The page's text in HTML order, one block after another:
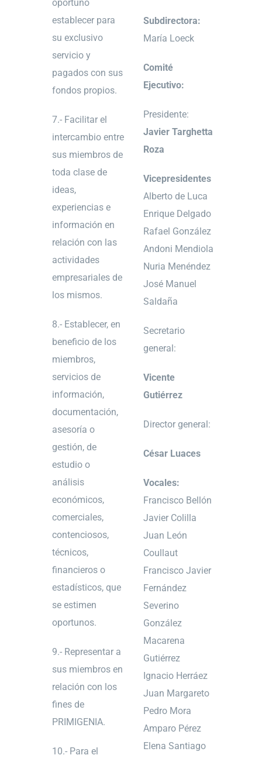
oportuno
establecer para
su exclusivo
servicio y
pagados con sus
fondos propios.
7.- Facilitar el
intercambio entre
sus miembros de
toda clase de
ideas,
experiencias e
información en
relación con las
actividades
empresariales de
los mismos.
8.- Establecer, en
beneficio de los
miembros,
servicios de
información,
documentación,
asesoría o
gestión, de
estudio o
análisis
económicos,
comerciales,
contenciosos,
técnicos,
financieros o
estadísticos, que
se estimen
oportunos.
9.- Representar a
sus miembros en
relación con los
fines de
PRIMIGENIA.
10.- Para el
Subdirectora:
María Loeck
Comité
Ejecutivo:
Presidente:
JavierTarghetta
Roza
Vicepresidentes
Alberto de Luca
Enrique Delgado
Rafael González
Andoni Mendiola
Nuria Menéndez
José Manuel
Saldaña
Secretario
general:
Vicente
Gutiérrez
Director general:
CésarLuaces
Vocales:
Francisco Bellón
Javier Colilla
Juan León
Coullaut
Francisco Javier
Fernández
Severino
González
Macarena
Gutiérrez
Ignacio Herráez
Juan Margareto
Pedro Mora
Amparo Pérez
Elena Santiago